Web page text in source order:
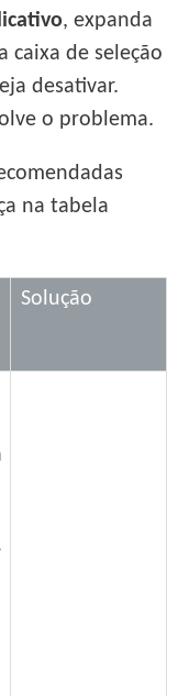
, expanda
caixa de seleção
desativar.
o problema.
na tabela
Solução